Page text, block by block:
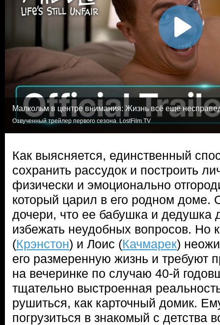
Малкольм в центре внимания: Жизнь всё ещё
Озвученный трейлер первого сезона. LostFilm.TV
Как выясняется, единственный
сохранить рассудок и построить
физически и эмоционально
который царил в его родном доме.
дочери, что ее бабушка и дедушка
избежать неудобных вопросов. Но
(Крэнстон) и Лоис (Качмарек)
его размеренную жизнь и требуют
на вечеринке по случаю 40-й
тщательно выстроенная
рушиться, как карточный домик.
погрузиться в знакомый с детства